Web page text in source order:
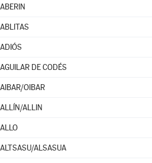
ABERIN
ABLITAS
ADIÓS
AGUILAR DE CODÉS
AIBAR/OIBAR
ALLÍN/ALLIN
ALLO
ALTSASU/ALSASUA